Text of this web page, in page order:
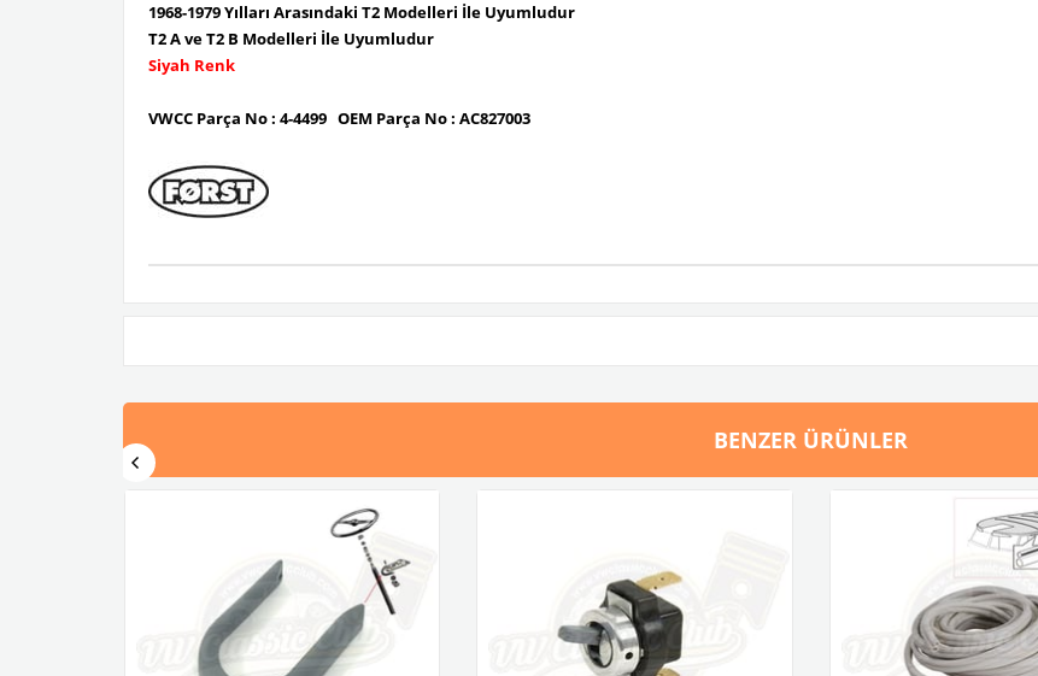
1968-1979 Yılları Arasındaki T2 Modelleri İle Uyumludur
T2 A ve T2 B Modelleri İle Uyumludur
Siyah Renk
VWCC Parça No : 4-4499 OEM Parça No : AC827003
BENZER ÜRÜNLER